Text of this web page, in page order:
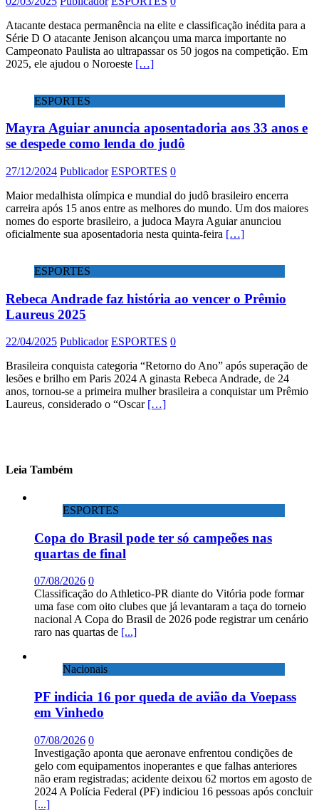
Atacante destaca permanência na elite e classificação inédita para a
Série D O atacante Jenison alcançou uma marca importante no
Campeonato Paulista ao ultrapassar os 50 jogos na competição. Em
2025, ele ajudou o Noroeste […]
ESPORTES
Mayra Aguiar anuncia aposentadoria aos 33 anos e
se despede como lenda do judô
27/12/2024 Publicador ESPORTES 0
Maior medalhista olímpica e mundial do judô brasileiro encerra
carreira após 15 anos entre as melhores do mundo. Um dos maiores
nomes do esporte brasileiro, a judoca Mayra Aguiar anunciou
oficialmente sua aposentadoria nesta quinta-feira […]
ESPORTES
Rebeca Andrade faz história ao vencer o Prêmio
Laureus 2025
22/04/2025 Publicador ESPORTES 0
Brasileira conquista categoria “Retorno do Ano” após superação de
lesões e brilho em Paris 2024 A ginasta Rebeca Andrade, de 24
anos, tornou-se a primeira mulher brasileira a conquistar um Prêmio
Laureus, considerado o “Oscar […]
Leia Também
ESPORTES
Copa do Brasil pode ter só campeões nas
quartas de final
07/08/2026 0
Classificação do Athletico-PR diante do Vitória pode formar
uma fase com oito clubes que já levantaram a taça do torneio
nacional A Copa do Brasil de 2026 pode registrar um cenário
raro nas quartas de [...]
Nacionais
PF indicia 16 por queda de avião da Voepass
em Vinhedo
07/08/2026 0
Investigação aponta que aeronave enfrentou condições de
gelo com equipamentos inoperantes e que falhas anteriores
não eram registradas; acidente deixou 62 mortos em agosto de
2024 A Polícia Federal (PF) indiciou 16 pessoas após concluir
[...]